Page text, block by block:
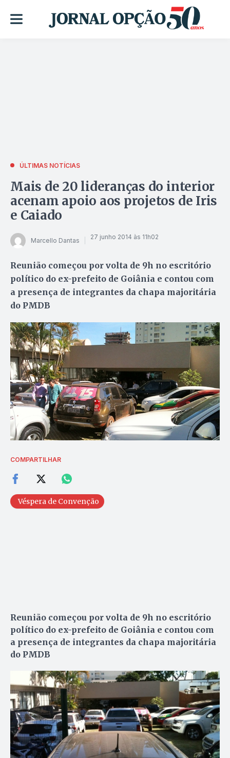
ÚLTIMAS NOTÍCIAS
Mais de 20 lideranças do interior
acenam apoio aos projetos de Iris
e Caiado
Marcello Dantas 27 junho 2014 às 11h02
Reunião começou por volta de 9h no escritório
político do ex-prefeito de Goiânia e contou com
a presença de integrantes da chapa majoritária
do PMDB
COMPARTILHAR
Véspera de Convenção
Reunião começou por volta de 9h no escritório
político do ex-prefeito de Goiânia e contou com
a presença de integrantes da chapa majoritária
do PMDB